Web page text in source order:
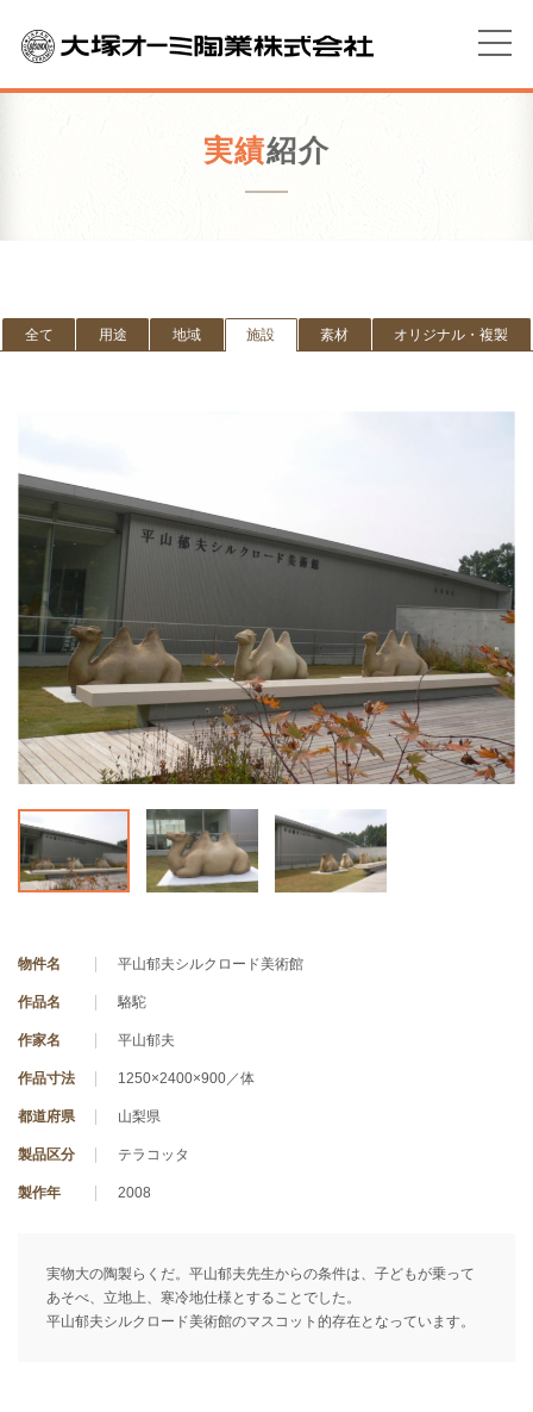
実績紹介
全て 用途 地域 施設 素材 オリジナル・複製
物件名 平山郁夫シルクロード美術館
作品名 駱駝
作家名 平山郁夫
作品寸法 1250×2400×900／体
都道府県 山梨県
製品区分 テラコッタ
製作年 2008
実物大の陶製らくだ。平山郁夫先生からの条件は、子どもが乗って
あそべ、立地上、寒冷地仕様とすることでした。
平山郁夫シルクロード美術館のマスコット的存在となっています。